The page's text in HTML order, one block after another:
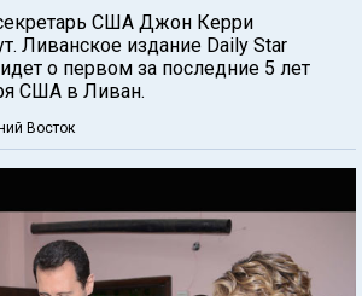
США Джон Керри
Ливанское издание Daily Star
о первом за последние 5 лет
США в Ливан.
Восток